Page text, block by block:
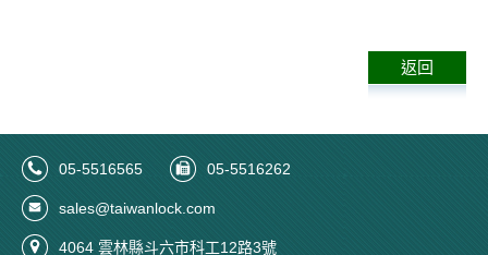
返回
05-5516565 05-5516262
sales@taiwanlock.com
4064 雲林縣斗六市科工12路3號